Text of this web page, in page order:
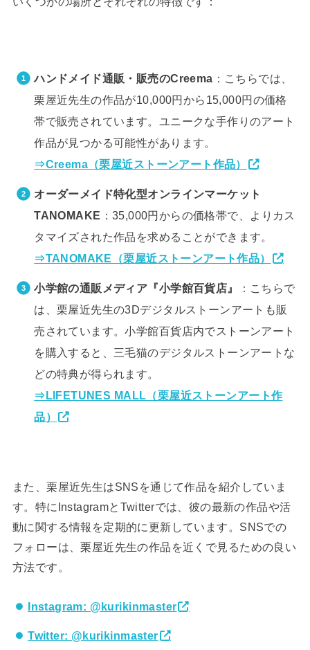
ハンドメイド通販・販売のCreema ：こちらでは、
栗屋近先生の作品が10,000円から15,000円の価格
帯で販売されています。ユニークな手作りのアート
作品が見つかる可能性があります。
⇒Creema（栗屋近ストーンアート作品）
オーダーメイド特化型オンラインマーケット
TANOMAKE ：35,000円からの価格帯で、よりカス
タマイズされた作品を求めることができます。
⇒TANOMAKE（栗屋近ストーンアート作品）
小学館の通販メディア『小学館百貨店』
：こちらで
は、栗屋近先生の3Dデジタルストーンアートも販
売されています。小学館百貨店内でストーンアート
を購入すると、三毛猫のデジタルストーンアートな
どの特典が得られます。
⇒LIFETUNES MALL（栗屋近ストーンアート作
品）
また、栗屋近先生はSNSを通じて作品を紹介していま
す。特にInstagramとTwitterでは、彼の最新の作品や活
動に関する情報を定期的に更新しています。SNSでの
フォローは、栗屋近先生の作品を近くで見るための良い
方法です。
Instagram: @kurikinmaster
Twitter: @kurikinmaster